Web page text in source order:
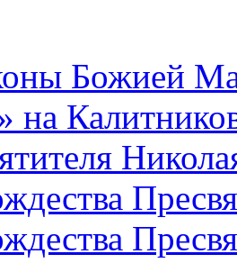
Божией
на